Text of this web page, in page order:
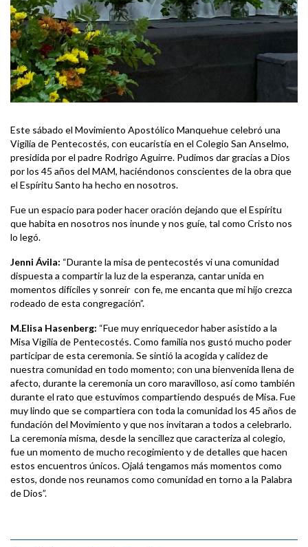
Este sábado el Movimiento Apostólico Manquehue celebró una
Vigilia de Pentecostés, con eucaristía en el Colegio San Anselmo,
presidida por el padre Rodrigo Aguirre. Pudimos dar gracias a Dios
por los 45 años del MAM, haciéndonos conscientes de la obra que
el Espíritu Santo ha hecho en nosotros.
Fue un espacio para poder hacer oración dejando que el Espíritu
que habita en nosotros nos inunde y nos guíe, tal como Cristo nos
lo legó.
Jenni Ávila: “Durante la misa de pentecostés vi una comunidad
dispuesta a compartir la luz de la esperanza, cantar unida en
momentos difíciles y sonreír con fe, me encanta que mi hijo crezca
rodeado de esta congregación”.
M.Elisa Hasenberg: “Fue muy enriquecedor haber asistido a la
Misa Vigilia de Pentecostés. Como familia nos gustó mucho poder
participar de esta ceremonia. Se sintió la acogida y calidez de
nuestra comunidad en todo momento; con una bienvenida llena de
afecto, durante la ceremonia un coro maravilloso, así como también
durante el rato que estuvimos compartiendo después de Misa. Fue
muy lindo que se compartiera con toda la comunidad los 45 años de
fundación del Movimiento y que nos invitaran a todos a celebrarlo.
La ceremonia misma, desde la sencillez que caracteriza al colegio,
fue un momento de mucho recogimiento y de detalles que hacen
estos encuentros únicos. Ojalá tengamos más momentos como
estos, donde nos reunamos como comunidad en torno a la Palabra
de Dios”.